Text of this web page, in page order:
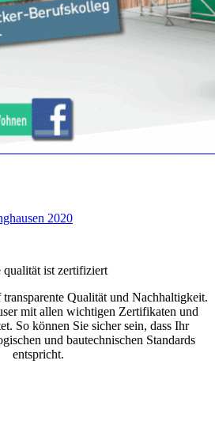
2020
qualität ist zertifiziert
Qualität und Nachhaltigkeit.
mit allen wichtigen Zertifikaten und
So können Sie sicher sein, dass Ihr
und bautechnischen Standards
entspricht.